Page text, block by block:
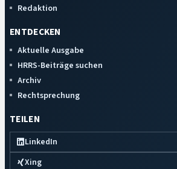
Redaktion
ENTDECKEN
Aktuelle Ausgabe
HRRS-Beiträge suchen
Archiv
Rechtsprechung
TEILEN
LinkedIn
Xing